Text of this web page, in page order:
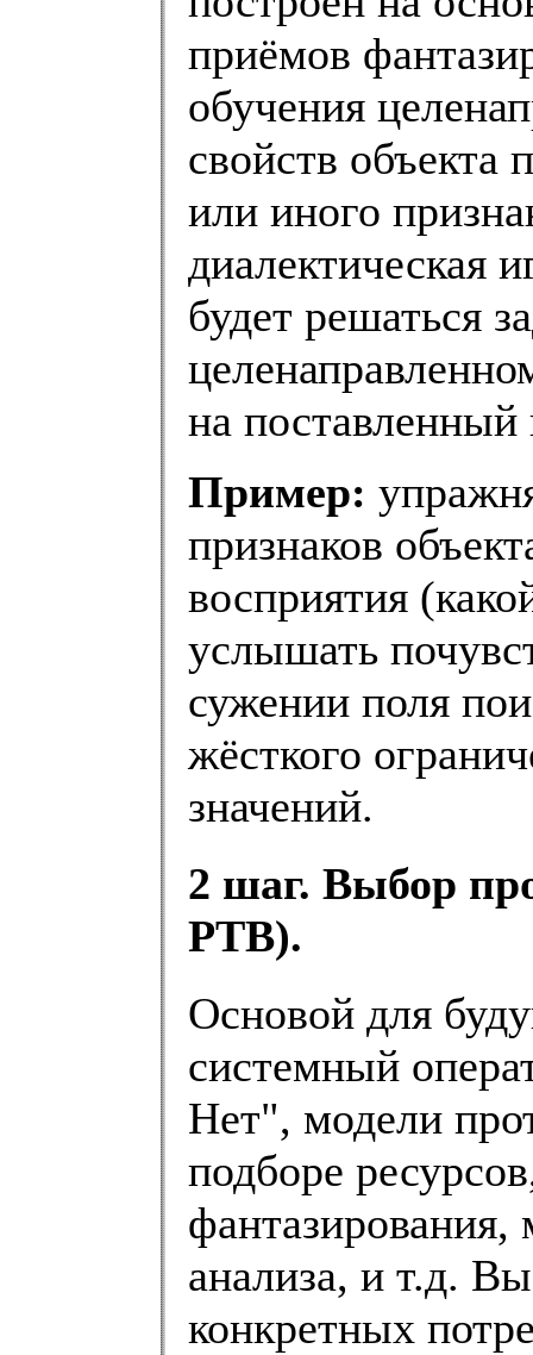
приёмов
обучения
свойств объекта
или иного
диалектическая
будет решаться
на поставленный
Пример:
признаков
восприятия
услышать
сужении поля
жёсткого
значений.
2 шаг. Выбор
РТВ).
Основой для
системный
Нет", модели
подборе
фантазирования,
анализа, и т.д.
конкретных